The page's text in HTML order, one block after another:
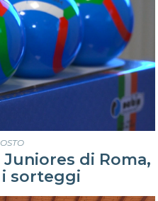
di Roma,
sorteggi